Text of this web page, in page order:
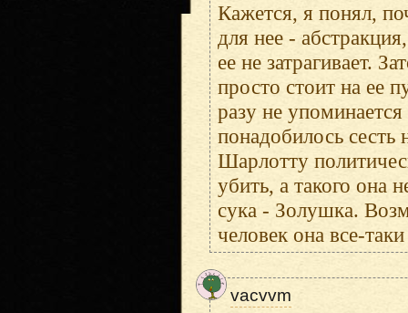
Кажется, я понял,
для нее -
ее не затрагивает.
просто стоит на ее
разу не
понадобилось сесть
Шарлотту
убить, а такого она
сука - Золушка.
человек она все-
vacvvm